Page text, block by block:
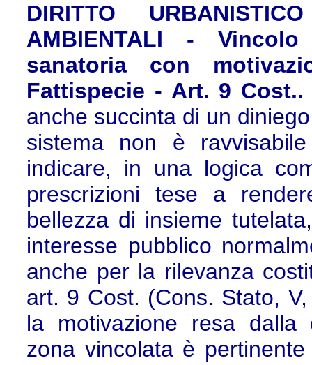
DIRITTO
AMBIENTALI -
sanatoria con
Fattispecie - Art. 9
anche succinta di un
sistema non è
indicare, in una logica
prescrizioni tese a
bellezza di insieme
interesse pubblico
anche per la rilevanza
art. 9 Cost. (Cons. Stato,
la motivazione resa dalla
zona vincolata è